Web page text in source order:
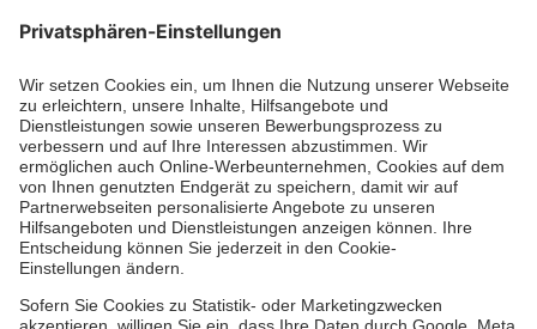
Jetzt abonnieren
Der Newsletter informiert Sie in regelmäßigen
Abständen über unsere Arbeit.
Jetzt abonnieren